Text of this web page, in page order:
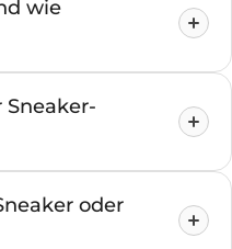
wie
Sneaker-
oder